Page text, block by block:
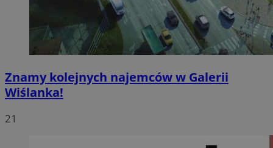
Znamy kolejnych najemców w Galerii
Wiślanka!
21